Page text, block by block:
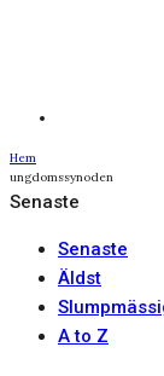
Hem
ungdomssynoden
Senaste
Senaste
Äldst
A to Z